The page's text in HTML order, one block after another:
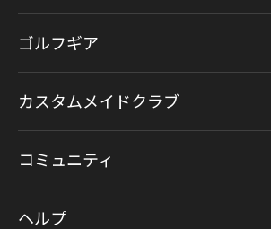
ゴルフギア
カスタムメイドクラブ
コミュニティ
ヘルプ